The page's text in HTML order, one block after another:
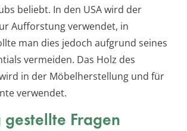
beliebt. In den USA wird der
Aufforstung verwendet, in
man dies jedoch aufgrund seines
vermeiden. Das Holz des
in der Möbelherstellung und für
verwendet.
gestellte Fragen